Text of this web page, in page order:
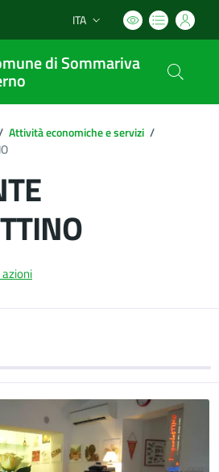
Lingua attiva:
ITA
di Sommariva
Attività economiche e servizi /